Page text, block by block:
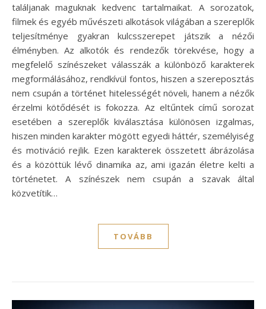
találjanak maguknak kedvenc tartalmaikat. A sorozatok,
filmek és egyéb művészeti alkotások világában a szereplők
teljesítménye gyakran kulcsszerepet játszik a nézői
élményben. Az alkotók és rendezők törekvése, hogy a
megfelelő színészeket válasszák a különböző karakterek
megformálásához, rendkívül fontos, hiszen a szereposztás
nem csupán a történet hitelességét növeli, hanem a nézők
érzelmi kötődését is fokozza. Az eltűntek című sorozat
esetében a szereplők kiválasztása különösen izgalmas,
hiszen minden karakter mögött egyedi háttér, személyiség
és motiváció rejlik. Ezen karakterek összetett ábrázolása
és a közöttük lévő dinamika az, ami igazán életre kelti a
történetet. A színészek nem csupán a szavak által
közvetítik…
TOVÁBB